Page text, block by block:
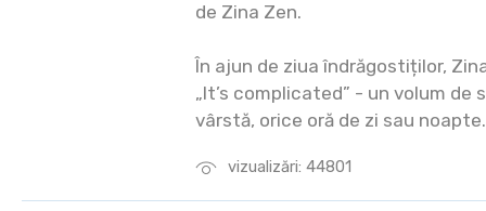
vizualizări: 44801
de Zina Zen.
În ajun de ziua îndrăgostiților,
„It’s complicated” - un volum de
vârstă, orice oră de zi sau noapte.